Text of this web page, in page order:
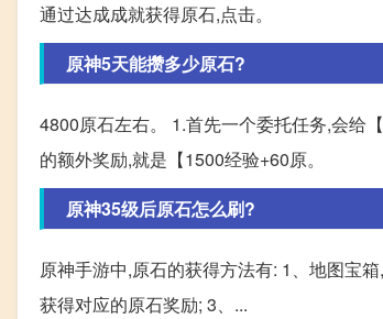
通过达成成就获得原石,点击。
原神5天能攒多少原石?
4800原石左右。 1.首先一个委托任务,会给
的额外奖励,就是【1500经验+60原。
原神35级后原石怎么刷?
原神手游中,原石的获得方法有: 1、地图宝
获得对应的原石奖励; 3、...